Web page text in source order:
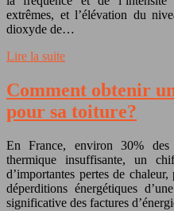
extrêmes, et l’élévation du
dioxyde de…
Lire la suite
Comment obtenir
pour sa toiture?
En France, environ 30% des
thermique insuffisante, un
d’importantes pertes de
déperditions énergétiques
significative des factures